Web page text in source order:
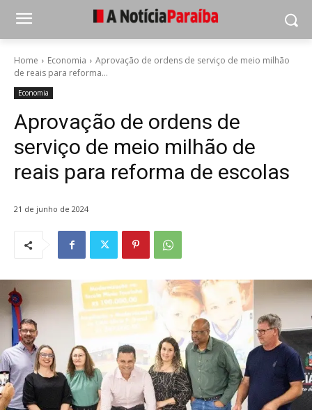
Home Economia
Aprovação de ordens de serviço de meio milhão
de reais para reforma...
Economia
Aprovação de ordens de
serviço de meio milhão de
reais para reforma de escolas
21 de junho de 2024